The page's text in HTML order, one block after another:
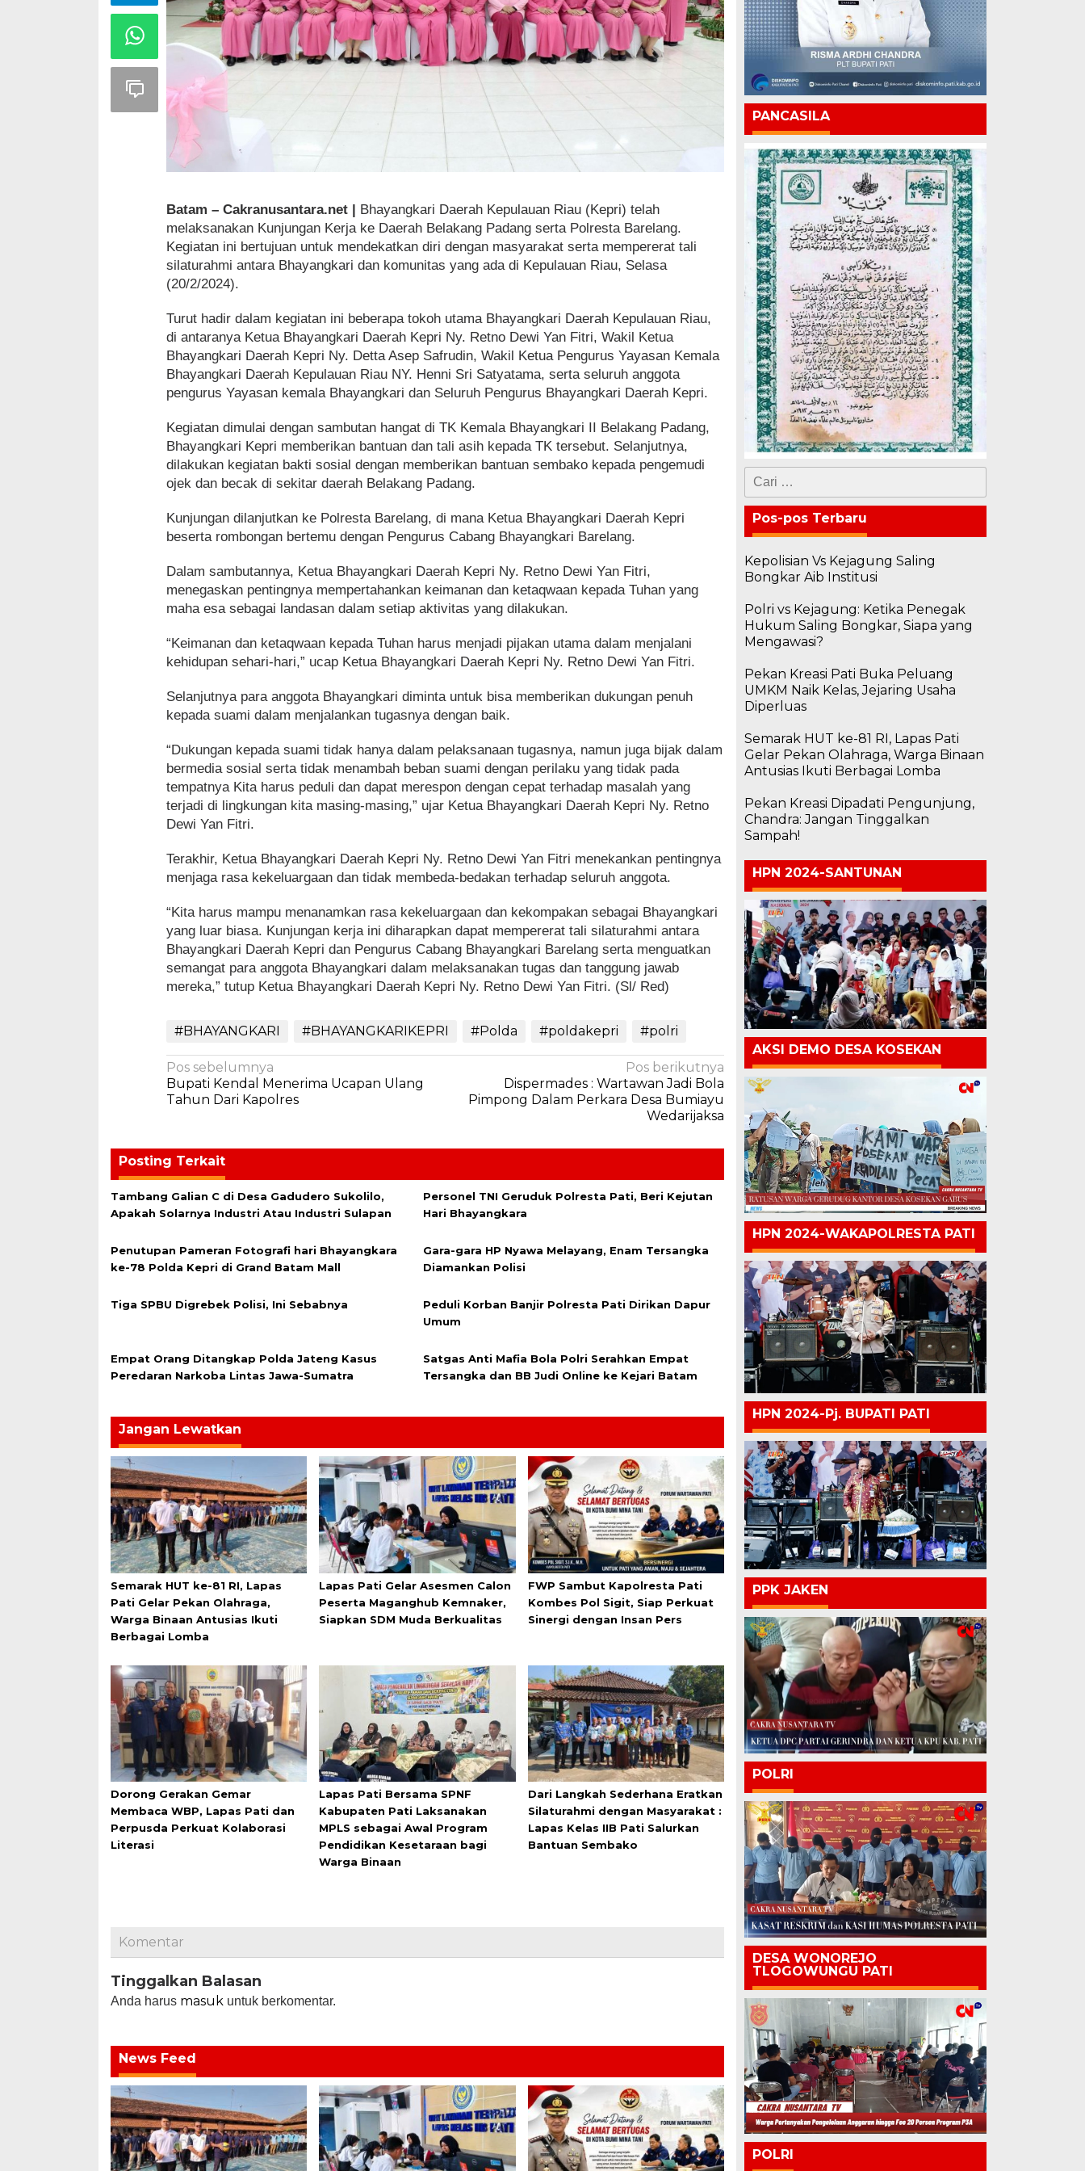
Batam – Cakranusantara.net |
Bhayangkari Daerah Kepulauan Riau (Kepri) telah
melaksanakan Kunjungan Kerja ke Daerah Belakang Padang serta Polresta Barelang.
Kegiatan ini bertujuan untuk mendekatkan diri dengan masyarakat serta mempererat tali
silaturahmi antara Bhayangkari dan komunitas yang ada di Kepulauan Riau, Selasa
(20/2/2024).
Turut hadir dalam kegiatan ini beberapa tokoh utama Bhayangkari Daerah Kepulauan Riau,
di antaranya Ketua Bhayangkari Daerah Kepri Ny. Retno Dewi Yan Fitri, Wakil Ketua
Bhayangkari Daerah Kepri Ny. Detta Asep Safrudin, Wakil Ketua Pengurus Yayasan Kemala
Bhayangkari Daerah Kepulauan Riau NY. Henni Sri Satyatama, serta seluruh anggota
pengurus Yayasan kemala Bhayangkari dan Seluruh Pengurus Bhayangkari Daerah Kepri.
Kegiatan dimulai dengan sambutan hangat di TK Kemala Bhayangkari II Belakang Padang,
Bhayangkari Kepri memberikan bantuan dan tali asih kepada TK tersebut. Selanjutnya,
dilakukan kegiatan bakti sosial dengan memberikan bantuan sembako kepada pengemudi
ojek dan becak di sekitar daerah Belakang Padang.
Kunjungan dilanjutkan ke Polresta Barelang, di mana Ketua Bhayangkari Daerah Kepri
beserta rombongan bertemu dengan Pengurus Cabang Bhayangkari Barelang.
Dalam sambutannya, Ketua Bhayangkari Daerah Kepri Ny. Retno Dewi Yan Fitri,
menegaskan pentingnya mempertahankan keimanan dan ketaqwaan kepada Tuhan yang
maha esa sebagai landasan dalam setiap aktivitas yang dilakukan.
“Keimanan dan ketaqwaan kepada Tuhan harus menjadi pijakan utama dalam menjalani
kehidupan sehari-hari,” ucap Ketua Bhayangkari Daerah Kepri Ny. Retno Dewi Yan Fitri.
Selanjutnya para anggota Bhayangkari diminta untuk bisa memberikan dukungan penuh
kepada suami dalam menjalankan tugasnya dengan baik.
“Dukungan kepada suami tidak hanya dalam pelaksanaan tugasnya, namun juga bijak dalam
bermedia sosial serta tidak menambah beban suami dengan perilaku yang tidak pada
tempatnya Kita harus peduli dan dapat merespon dengan cepat terhadap masalah yang
terjadi di lingkungan kita masing-masing,” ujar Ketua Bhayangkari Daerah Kepri Ny. Retno
Dewi Yan Fitri.
Terakhir, Ketua Bhayangkari Daerah Kepri Ny. Retno Dewi Yan Fitri menekankan pentingnya
menjaga rasa kekeluargaan dan tidak membeda-bedakan terhadap seluruh anggota.
“Kita harus mampu menanamkan rasa kekeluargaan dan kekompakan sebagai Bhayangkari
yang luar biasa. Kunjungan kerja ini diharapkan dapat mempererat tali silaturahmi antara
Bhayangkari Daerah Kepri dan Pengurus Cabang Bhayangkari Barelang serta menguatkan
semangat para anggota Bhayangkari dalam melaksanakan tugas dan tanggung jawab
mereka,” tutup Ketua Bhayangkari Daerah Kepri Ny. Retno Dewi Yan Fitri. (Sl/ Red)
#BHAYANGKARI #BHAYANGKARIKEPRI #Polda #poldakepri #polri
Navigasi
pos
Pos sebelumnya
Bupati Kendal Menerima Ucapan Ulang
Tahun Dari Kapolres
Pos berikutnya
Dispermades : Wartawan Jadi Bola
Pimpong Dalam Perkara Desa Bumiayu
Wedarijaksa
Posting Terkait
Tambang Galian C di Desa Gadudero Sukolilo,
Apakah Solarnya Industri Atau Industri Sulapan
Personel TNI Geruduk Polresta Pati, Beri Kejutan
Hari Bhayangkara
Penutupan Pameran Fotografi hari Bhayangkara
ke-78 Polda Kepri di Grand Batam Mall
Gara-gara HP Nyawa Melayang, Enam Tersangka
Diamankan Polisi
Tiga SPBU Digrebek Polisi, Ini Sebabnya
Peduli Korban Banjir Polresta Pati Dirikan Dapur
Umum
Empat Orang Ditangkap Polda Jateng Kasus
Peredaran Narkoba Lintas Jawa-Sumatra
Satgas Anti Mafia Bola Polri Serahkan Empat
Tersangka dan BB Judi Online ke Kejari Batam
Jangan Lewatkan
Semarak HUT ke-81 RI, Lapas
Pati Gelar Pekan Olahraga,
Warga Binaan Antusias Ikuti
Berbagai Lomba
Lapas Pati Gelar Asesmen Calon
Peserta Maganghub Kemnaker,
Siapkan SDM Muda Berkualitas
FWP Sambut Kapolresta Pati
Kombes Pol Sigit, Siap Perkuat
Sinergi dengan Insan Pers
Dorong Gerakan Gemar
Membaca WBP, Lapas Pati dan
Perpusda Perkuat Kolaborasi
Literasi
Lapas Pati Bersama SPNF
Kabupaten Pati Laksanakan
MPLS sebagai Awal Program
Pendidikan Kesetaraan bagi
Warga Binaan
Dari Langkah Sederhana Eratkan
Silaturahmi dengan Masyarakat :
Lapas Kelas IIB Pati Salurkan
Bantuan Sembako
Komentar
Tinggalkan Balasan
Anda harus masuk untuk berkomentar.
News Feed
PANCASILA
Cari
untuk:
Pos-pos Terbaru
Kepolisian Vs Kejagung Saling
Bongkar Aib Institusi
Polri vs Kejagung: Ketika Penegak
Hukum Saling Bongkar, Siapa yang
Mengawasi?
Pekan Kreasi Pati Buka Peluang
UMKM Naik Kelas, Jejaring Usaha
Diperluas
Semarak HUT ke-81 RI, Lapas Pati
Gelar Pekan Olahraga, Warga Binaan
Antusias Ikuti Berbagai Lomba
Pekan Kreasi Dipadati Pengunjung,
Chandra: Jangan Tinggalkan
Sampah!
HPN 2024-SANTUNAN
AKSI DEMO DESA KOSEKAN
HPN 2024-WAKAPOLRESTA PATI
HPN 2024-Pj. BUPATI PATI
PPK JAKEN
POLRI
DESA WONOREJO
TLOGOWUNGU PATI
POLRI